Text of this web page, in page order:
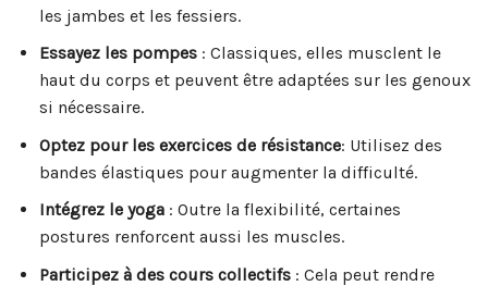
les jambes et les fessiers.
Essayez les pompes: Classiques, elles musclent le
haut du corps et peuvent être adaptées sur les genoux
si nécessaire.
Optez pour les exercices de résistance: Utilisez des
bandes élastiques pour augmenter la difficulté.
Intégrez le yoga: Outre la flexibilité, certaines
postures renforcent aussi les muscles.
Participez à des cours collectifs: Cela peut rendre